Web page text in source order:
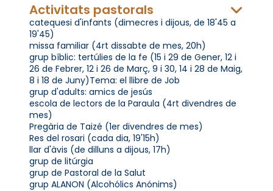
Activitats pastorals
catequesi d'infants (dimecres i dijous, de 18'45 a
19'45)
missa familiar (4rt dissabte de mes, 20h)
grup bíblic: tertúlies de la fe (15 i 29 de Gener, 12 i
26 de Febrer, 12 i 26 de Març, 9 i 30, 14 i 28 de Maig,
8 i 18 de Juny)Tema: el llibre de Job
grup d'adults: amics de jesús
escola de lectors de la Paraula (4rt divendres de
mes)
Pregària de Taizé (1er divendres de mes)
Res del rosari (cada dia, 19'15h)
llar d'àvis (de dilluns a dijous, 17h)
grup de litúrgia
grup de Pastoral de la Salut
grup ALANON (Alcohólics Anónims)